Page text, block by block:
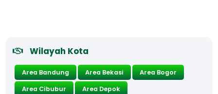
Wilayah Kota
Area Bandung Area Bekasi
Area Bogor
Area Cibubur
Area Depok